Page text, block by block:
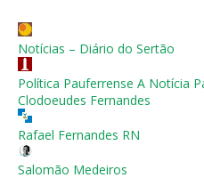
Notícias – Diário do Sertão
Política Pauferrense A Notícia
Clodoeudes Fernandes
Rafael Fernandes RN
Salomão Medeiros